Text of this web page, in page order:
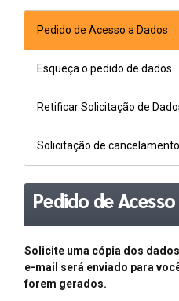
Pedido de Acesso a Dados
Esqueça o pedido de dados
Retificar Solicitação de
Solicitação de
Pedido de
Solicite uma cópia dos
e-mail será enviado para
forem gerados.